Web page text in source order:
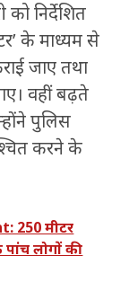
को निर्देशित
के माध्यम से
जाए तथा
वहीं बढ़ते
पुलिस
करने के
250 मीटर
पांच लोगों की